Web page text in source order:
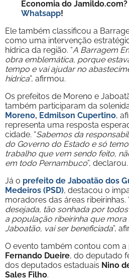
Economia do
Whatsapp!
Ele também classificou a
como uma intervenção
hídrica da região. “A Barragem
obra emblemática, porque
tempo e vai ajudar no
hídrica”, afirmou.
Os prefeitos de Moreno e
também participaram da
Moreno, Edmilson Cupertino,
representa uma resposta
cidade. “Sabemos da
do Governo do Estado e só
trabalho que vem sendo feito,
em todo Pernambuco”, declarou.
Já o prefeito de Jaboatão dos
Medeiros (PSD), destacou o
moradores das áreas ribeirinhas.
desejada, tão sonhada por
a população ribeirinha que mora
Jaboatão, vai ser beneficiada”,
O evento também contou com a
Fernando Dueire, do deputado
dos deputados estaduais Nino
Sales Filho.